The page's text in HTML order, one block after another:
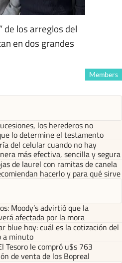
de los arreglos del
en dos grandes
Members
los herederos no
lo determine el testamento
del celular cuando no hay
más efectiva, sencilla y segura
de laurel con ramitas de canela
hacerlo y para qué sirve
Moody’s advirtió que la
afectada por la mora
blue hoy: cuál es la cotización del
a minuto
Tesoro le compró u$s 763
de venta de los Bopreal